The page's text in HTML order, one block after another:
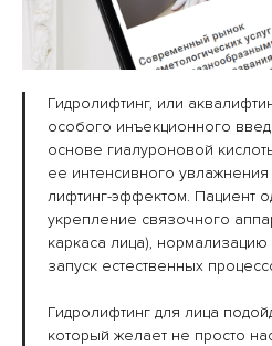
Гидролифтинг, или
особого инъекционного
основе гиалуроновой
ее интенсивного
лифтинг-эффектом. Пациент
укрепление связочного
каркаса лица), нормализацию
запуск естественных
Гидролифтинг для лица
который желает не просто